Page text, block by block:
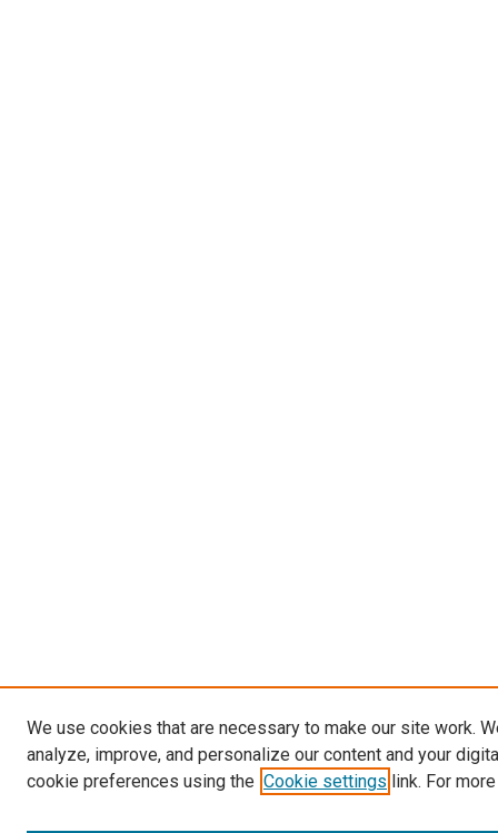
We use cookies that are necessary to make our site work.
analyze, improve, and personalize our content and your
cookie preferences using the Cookie settings link. For